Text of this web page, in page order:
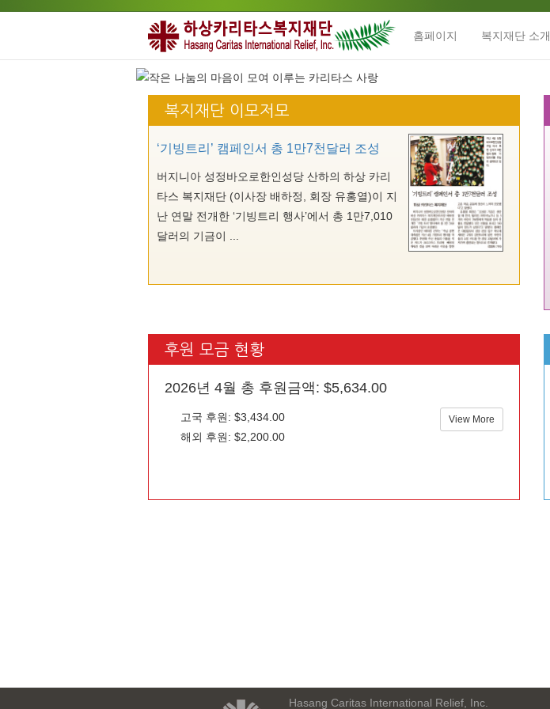
홈페이지 복지재단 소개
복지재단 이모저모
‘기빙트리’ 캠페인서 총 1만7천달러 조성
버지니아 성정바오로한인성당 산하의 하상 카리
타스 복지재단 (이사장 배하정, 회장 유홍열)이 지
난 연말 전개한 ‘기빙트리 행사’에서 총 1만7,010
달러의 기금이 ...
후원 모금 현황
2026년 4월 총 후원금액: $5,634.00
고국 후원: $3,434.00
해외 후원: $2,200.00
View More
Hasang Caritas International Relief, Inc.